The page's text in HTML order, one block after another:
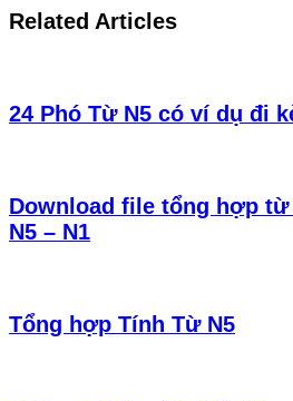
Related Articles
24 Phó Từ N5 có ví dụ đi
Download file tổng hợp
N5 – N1
Tổng hợp Tính Từ N5